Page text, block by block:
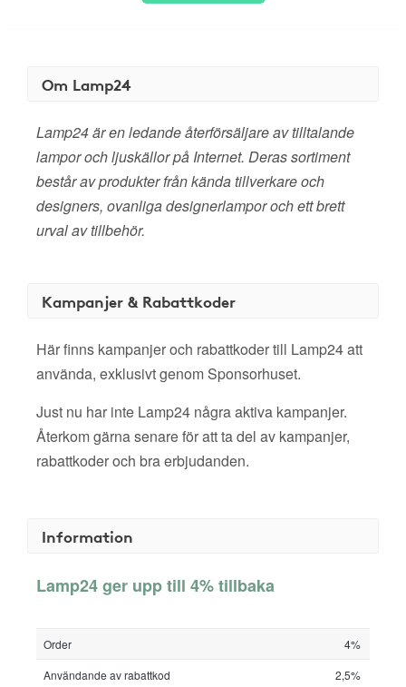
Om Lamp24
Lamp24 är en ledande återförsäljare av tilltalande
lampor och ljuskällor på Internet. Deras sortiment
består av produkter från kända tillverkare och
designers, ovanliga designerlampor och ett brett
urval av tillbehör.
Kampanjer & Rabattkoder
Här finns kampanjer och rabattkoder till Lamp24 att
använda, exklusivt genom Sponsorhuset.
Just nu har inte Lamp24 några aktiva kampanjer.
Återkom gärna senare för att ta del av kampanjer,
rabattkoder och bra erbjudanden.
Information
Lamp24 ger upp till 4% tillbaka
Order
4%
Användande av rabattkod
2,5%